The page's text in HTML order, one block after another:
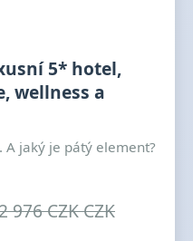
5* hotel,
wellness a
A jaký je pátý element?
976 CZK CZK